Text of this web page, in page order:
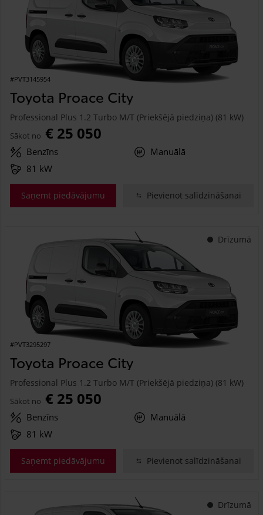
#PVT3145954
Toyota Proace City
Professional Plus 1.2 Turbo M/T (Priekšējā piedziņa) (81 kW)
Sākot no € 25 050
Benzīns
Manuālā
81 kW
Saņemt piedāvājumu Pievienot salīdzināšanai
Drīzumā
#PVT3295297
Toyota Proace City
Professional Plus 1.2 Turbo M/T (Priekšējā piedziņa) (81 kW)
Sākot no € 25 050
Benzīns
Manuālā
81 kW
Saņemt piedāvājumu Pievienot salīdzināšanai
Drīzumā